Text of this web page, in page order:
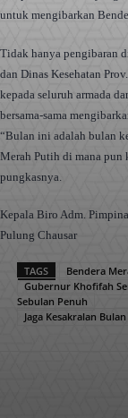
untuk mengibarkan
Tidak hanya pengibaran
dan Dinas Kesehatan
kepada seluruh armada
bersama-sama
“Bulan ini adalah bulan
Merah Putih di mana pun
pungkasnya.
Kepala Biro Adm.
Pulung Chausar
TAGS
Bendera
Gubernur Khofifah
Sebulan Penuh
Jaga Kesakralan